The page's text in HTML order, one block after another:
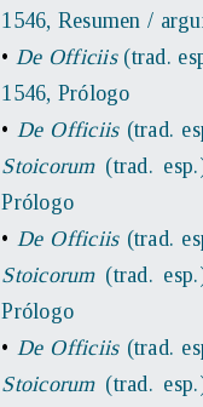
1546, Resumen /
• De Officiis(trad.
1546, Prólogo
• De Officiis(trad.
Stoicorum(trad.
Prólogo
• De Officiis(trad.
Stoicorum(trad.
Prólogo
• De Officiis(trad.
Stoicorum(trad.